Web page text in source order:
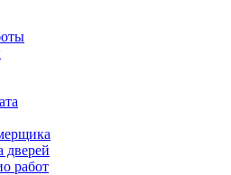
дверей
работ